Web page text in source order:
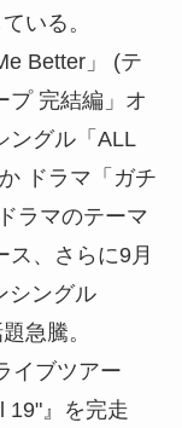
いる。
Better」 (テ
プ 完結編」オ
ングル「ALL
ドラマ「ガチ
ラマのテーマ
ス、さらに9月
シングル
急騰。
イブツアー
19"』を完走